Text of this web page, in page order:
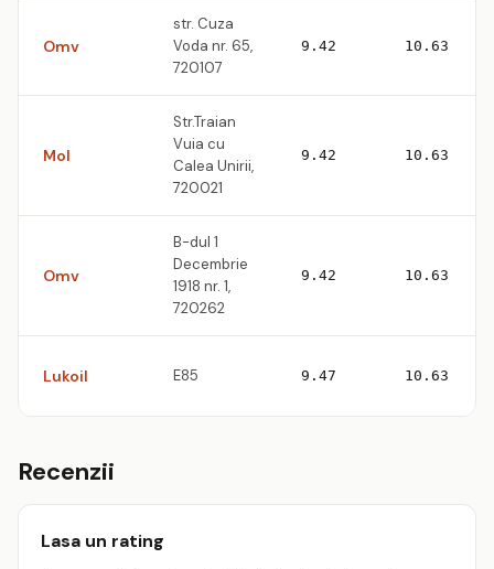
Omv
str. Cuza
Voda nr. 65,
720107
9.42 10.63
Mol
Str.Traian
Vuia cu
Calea Unirii,
720021
9.42 10.63
Omv
B-dul 1
Decembrie
1918 nr. 1,
720262
9.42 10.63
Lukoil E85 9.47 10.63
Recenzii
Lasa un rating